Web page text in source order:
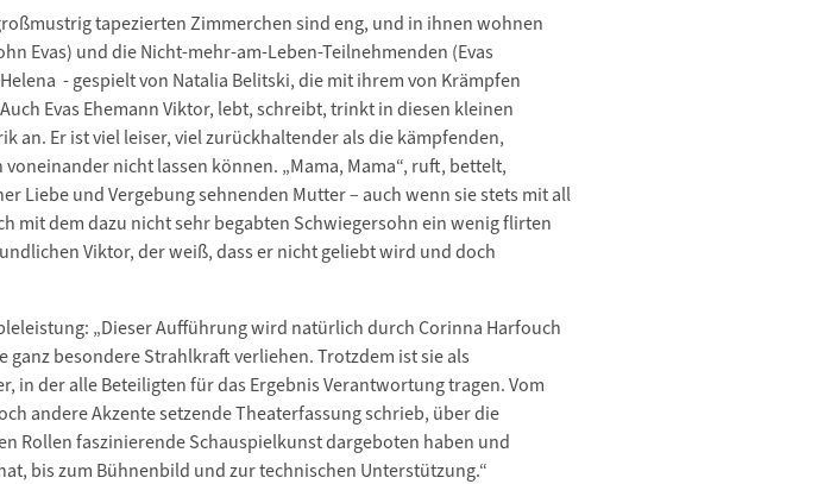
tapezierten Zimmerchen sind eng, und in ihnen wohnen
Evas) und die Nicht-mehr-am-Leben-Teilnehmenden (Evas
- gespielt von Natalia Belitski, die mit ihrem von Krämpfen
Evas Ehemann Viktor, lebt, schreibt, trinkt in diesen kleinen
an. Er ist viel leiser, viel zurückhaltender als die kämpfenden,
nicht lassen können. „Mama, Mama“, ruft, bettelt,
Liebe und Vergebung sehnenden Mutter – auch wenn sie stets mit all
mit dem dazu nicht sehr begabten Schwiegersohn ein wenig flirten
Viktor, der weiß, dass er nicht geliebt wird und doch
„Dieser Aufführung wird natürlich durch Corinna Harfouch
besondere Strahlkraft verliehen. Trotzdem ist sie als
in der alle Beteiligten für das Ergebnis Verantwortung tragen. Vom
andere Akzente setzende Theaterfassung schrieb, über die
Rollen faszinierende Schauspielkunst dargeboten haben und
bis zum Bühnenbild und zur technischen Unterstützung.“